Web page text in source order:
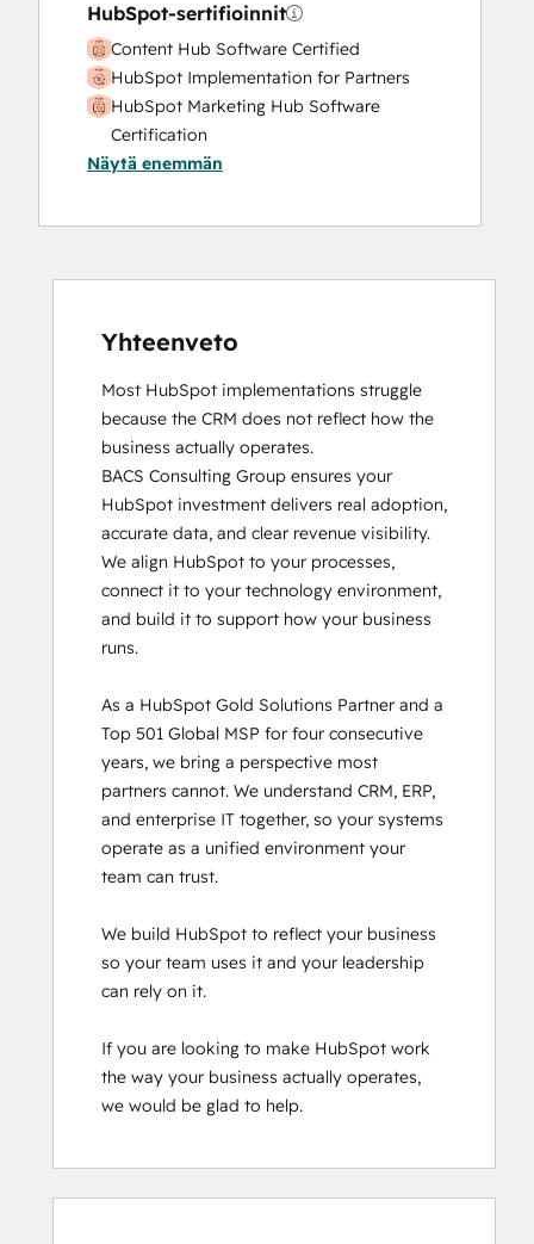
Sales and Marketing Alignment
Sales Coaching and Training
Sales Enablement
Search Engine Optimization
Social Media
Video Production
Website Development
HubSpot-sertifioinnit
Content Hub Software Certified
HubSpot Implementation for Partners
HubSpot Marketing Hub Software
Certification
HubSpot Sales Hub Software
HubSpot Solutions Partner
Näytä enemmän
Yhteenveto
Most HubSpot implementations struggle
because the CRM does not reflect how the
business actually operates.
BACS Consulting Group ensures your
HubSpot investment delivers real adoption,
accurate data, and clear revenue visibility.
We align HubSpot to your processes,
connect it to your technology environment,
and build it to support how your business
runs.
As a HubSpot Gold Solutions Partner and a
Top 501 Global MSP for four consecutive
years, we bring a perspective most
partners cannot. We understand CRM, ERP,
and enterprise IT together, so your systems
operate as a unified environment your
team can trust.
We build HubSpot to reflect your business
so your team uses it and your leadership
can rely on it.
If you are looking to make HubSpot work
the way your business actually operates,
we would be glad to help.